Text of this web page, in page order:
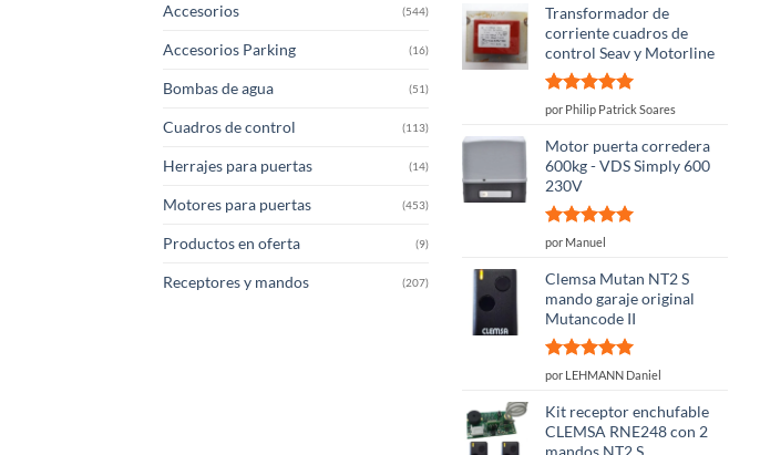
Accesorios (544)
Accesorios Parking (16)
Bombas de agua (51)
Cuadros de control (113)
Herrajes para puertas (14)
Motores para puertas (453)
Productos en oferta (9)
Receptores y mandos (207)
Transformador de
corriente cuadros de
control Seav y Motorline
Valorado
por Philip Patrick Soares
Motor puerta corredera
600kg - VDS Simply 600
230V
Valorado
por Manuel
Clemsa Mutan NT2 S
mando garaje original
Mutancode II
Valorado
por LEHMANN Daniel
Kit receptor enchufable
CLEMSA RNE248 con 2
mandos NT2 S